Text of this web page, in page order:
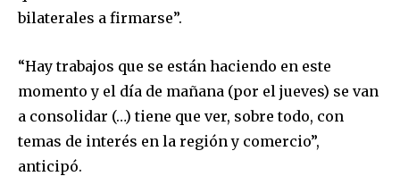
bilaterales a firmarse”.
“Hay trabajos que se están haciendo en este
momento y el día de mañana (por el jueves) se van
a consolidar (…) tiene que ver, sobre todo, con
temas de interés en la región y comercio”,
anticipó.